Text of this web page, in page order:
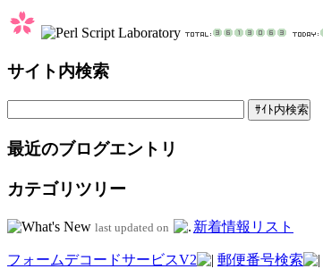
サイト内検索
最近のブログエントリ
カテゴリツリー
last updated on 新着情報リスト
フォームデコードサービスV2 郵便番号検索